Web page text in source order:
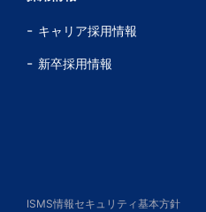
キャリア採用情報
新卒採用情報
ISMS情報セキュリティ基本方針